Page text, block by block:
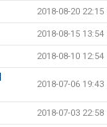
2018-08-20 22:15
2018-08-15 13:54
2018-08-10 12:54
2018-07-06 19:43
2018-07-03 22:58